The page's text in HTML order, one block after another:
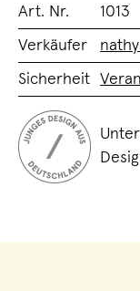
Art. Nr. 1013
Verkäufer
Sicherheit